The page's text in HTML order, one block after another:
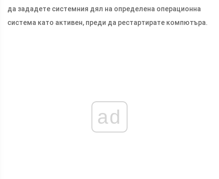
да зададете системния дял на определена операционна
система като активен, преди да рестартирате компютъра.
ad